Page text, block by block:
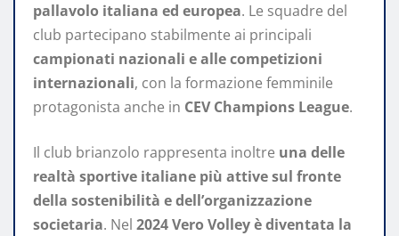
pallavolo italiana ed europea. Le squadre del
club partecipano stabilmente ai principali
campionati nazionali e alle competizioni
internazionali, con la formazione femminile
protagonista anche in CEV Champions League.
Il club brianzolo rappresenta inoltre una delle
realtà sportive italiane più attive sul fronte
della sostenibilità e dell’organizzazione
societaria. Nel 2024 Vero Volley è diventata la